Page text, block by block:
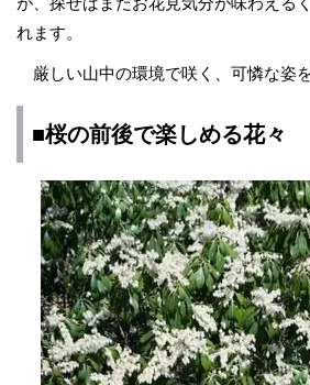
れます。
厳しい山中の環境で咲く、可憐な姿
■桜の前後で楽しめる花々